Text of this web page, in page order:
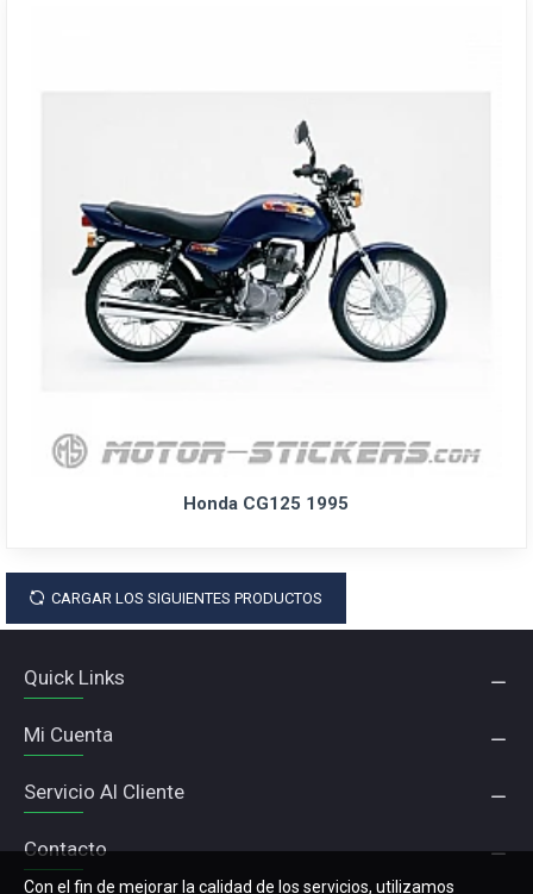
Honda CG125 1995
CARGAR LOS SIGUIENTES PRODUCTOS
Quick Links
Mi Cuenta
Servicio Al Cliente
Contacto
Con el fin de mejorar la calidad de los servicios, utilizamos